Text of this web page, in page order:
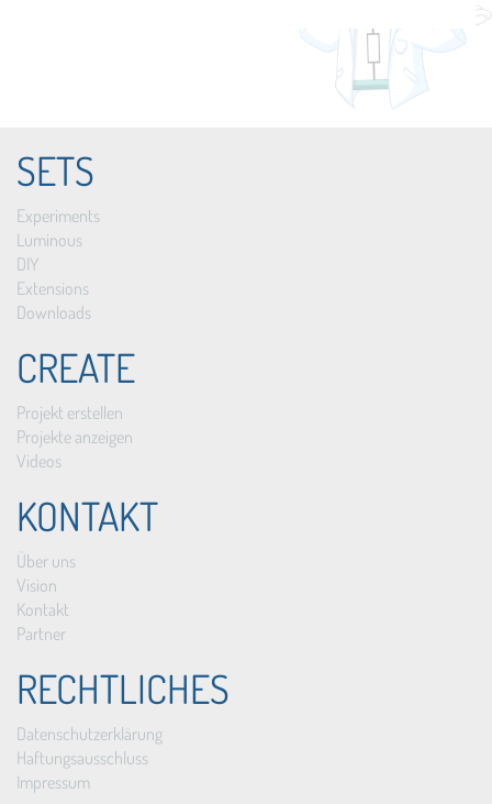
SETS
Experiments
Luminous
DIY
Extensions
Downloads
CREATE
Projekt erstellen
Projekte anzeigen
Videos
KONTAKT
Über uns
Vision
Kontakt
Partner
RECHTLICHES
Datenschutzerklärung
Haftungsausschluss
Impressum